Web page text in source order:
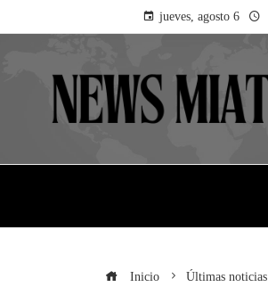
jueves, agosto 6
Inicio
Últimas noticias